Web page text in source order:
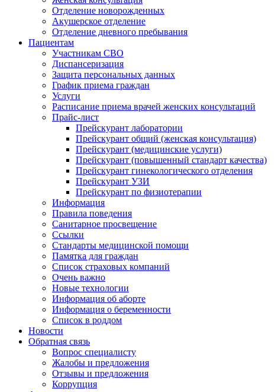
Отделение новорожденных
Акушерское отделение
Отделение дневного пребывания
Пациентам
Участникам СВО
Диспансеризация
Защита персональных данных
График приема граждан
Услуги
Расписание приема врачей женских консультаций
Прайс-лист
Прейскурант лаборатории
Прейскурант общий (женская консультация)
Прейскурант (медицинские услуги)
Прейскурант (повышенный стандарт качества)
Прейскурант гинекологического отделения
Прейскурант УЗИ
Прейскурант по физиотерапии
Информация
Правила поведения
Санитарное просвещение
Ссылки
Стандарты медицинской помощи
Памятка для граждан
Список страховых компаний
Очень важно
Новые технологии
Информация об аборте
Информация о беременности
Список в роддом
Новости
Обратная связь
Вопрос специалисту
Жалобы и предложения
Отзывы и предложения
Коррупция